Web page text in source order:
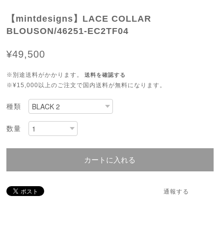
【mintdesigns】LACE COLLAR
BLOUSON/46251-EC2TF04
¥49,500
※別途送料がかかります。 送料を確認する
※¥15,000以上のご注文で国内送料が無料になります。
種類
数量
カートに入れる
通報する